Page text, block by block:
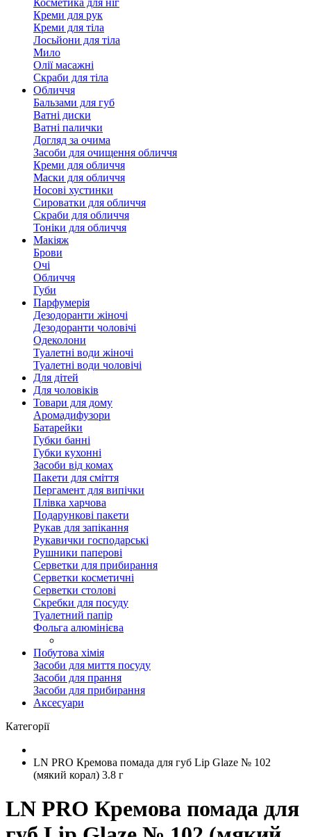
Косметика для ніг
Креми для рук
Креми для тіла
Лосьйони для тіла
Мило
Олії масажні
Скраби для тіла
Обличчя
Бальзами для губ
Ватні диски
Ватні палички
Догляд за очима
Засоби для очищення обличчя
Креми для обличчя
Маски для обличчя
Носові хустинки
Сироватки для обличчя
Скраби для обличчя
Тоніки для обличчя
Макіяж
Брови
Очі
Обличчя
Губи
Парфумерія
Дезодоранти жіночі
Дезодоранти чоловічі
Одеколони
Туалетні води жіночі
Туалетні води чоловічі
Для дітей
Для чоловіків
Товари для дому
Аромадифузори
Батарейки
Губки банні
Губки кухонні
Засоби від комах
Пакети для сміття
Пергамент для випічки
Плівка харчова
Подарункові пакети
Рукав для запікання
Рукавички господарські
Рушники паперові
Серветки для прибирання
Серветки косметичні
Серветки столові
Скребки для посуду
Туалетний папір
Фольга алюмінієва
Побутова хімія
Засоби для миття посуду
Засоби для прання
Засоби для прибирання
Аксесуари
Категорії
LN PRO Кремова помада для губ Lip Glaze № 102
(мякий корал) 3.8 г
LN PRO Кремова помада для